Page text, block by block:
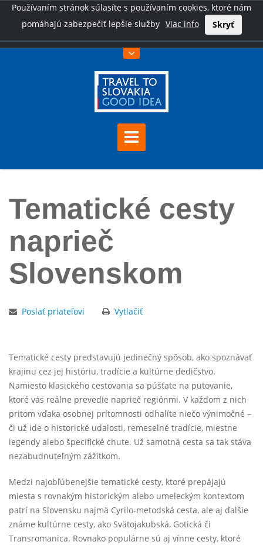
Používaním stránok súlasíte s používaním cookies, ktoré nám
pomáhajú zabezpečiť lepšie služby Viac info Skryť
Tematické cesty
naprieč
Slovenskom
Poslať priateľovi Vytlačiť
Tematické cesty predstavujú jedinečný spôsob, ako spoznávať
krajinu cez jej históriu, tradície a kultúrne dedičstvo.
Namiesto klasického cestovania sa púšťate na putovanie,
ktoré vás reálne prevedie naprieč regiónmi. V každom z nich
pritom vďaka osobnej prítomnosti odhalíte niečo výnimočné –
či už ide o historické udalosti, remeselné tradície, miestne
legendy alebo špecifické chute. Už samotná cesta sa tak stáva
nezabudnuteľným zážitkom.
Medzi najobľúbenejšie tematické cesty, ktoré prepájajú
miesta s rovnakým historickým alebo umeleckým kontextom
patrí na Slovensku najmä Cyrilo-metodská cesta, ale aj ďalšie
známe kultúrne cesty, ako Svätojakubská, Gotická či
Transromanica. Rovnako populárne sú aj vínne cesty, ktoré